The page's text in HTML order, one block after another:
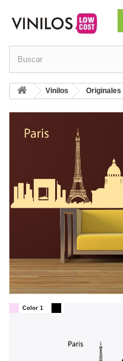
Vinilos Originales
Color 1